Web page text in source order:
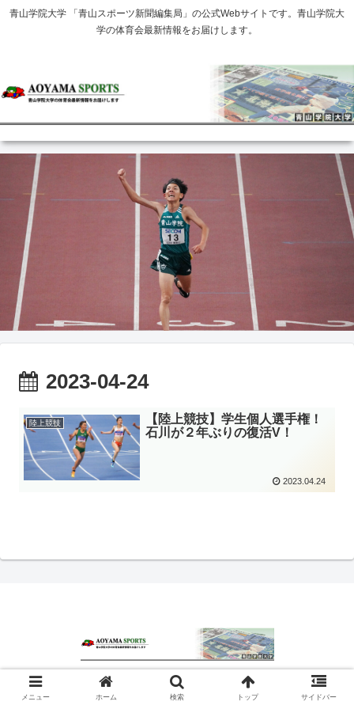
青山学院大学 「青山スポーツ新聞編集局」の公式Webサイトです。青山学院大
学の体育会最新情報をお届けします。
2023-04-24
陸上競技
【陸上競技】学生個人選手権！
石川が２年ぶりの復活V！
2023.04.24
© 2020 青山スポーツ.
メニュー ホーム 検索 トップ サイドバー